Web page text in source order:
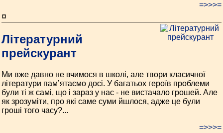
=>>>=
¤
Літературний
прейскурант
Ми вже давно не вчимося в школі, але твори класичної
літератури пам’ятаємо досі. У багатьох героїв проблеми
були ті ж самі, що і зараз у нас - не вистачало грошей. Але
як зрозуміти, про які саме суми йшлося, адже це були
гроші того часу?...
=>>>=